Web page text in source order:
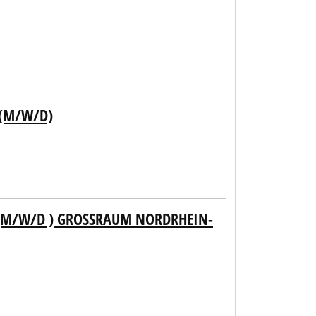
(M/W/D)
W/D ) GROSSRAUM NORDRHEIN-WE